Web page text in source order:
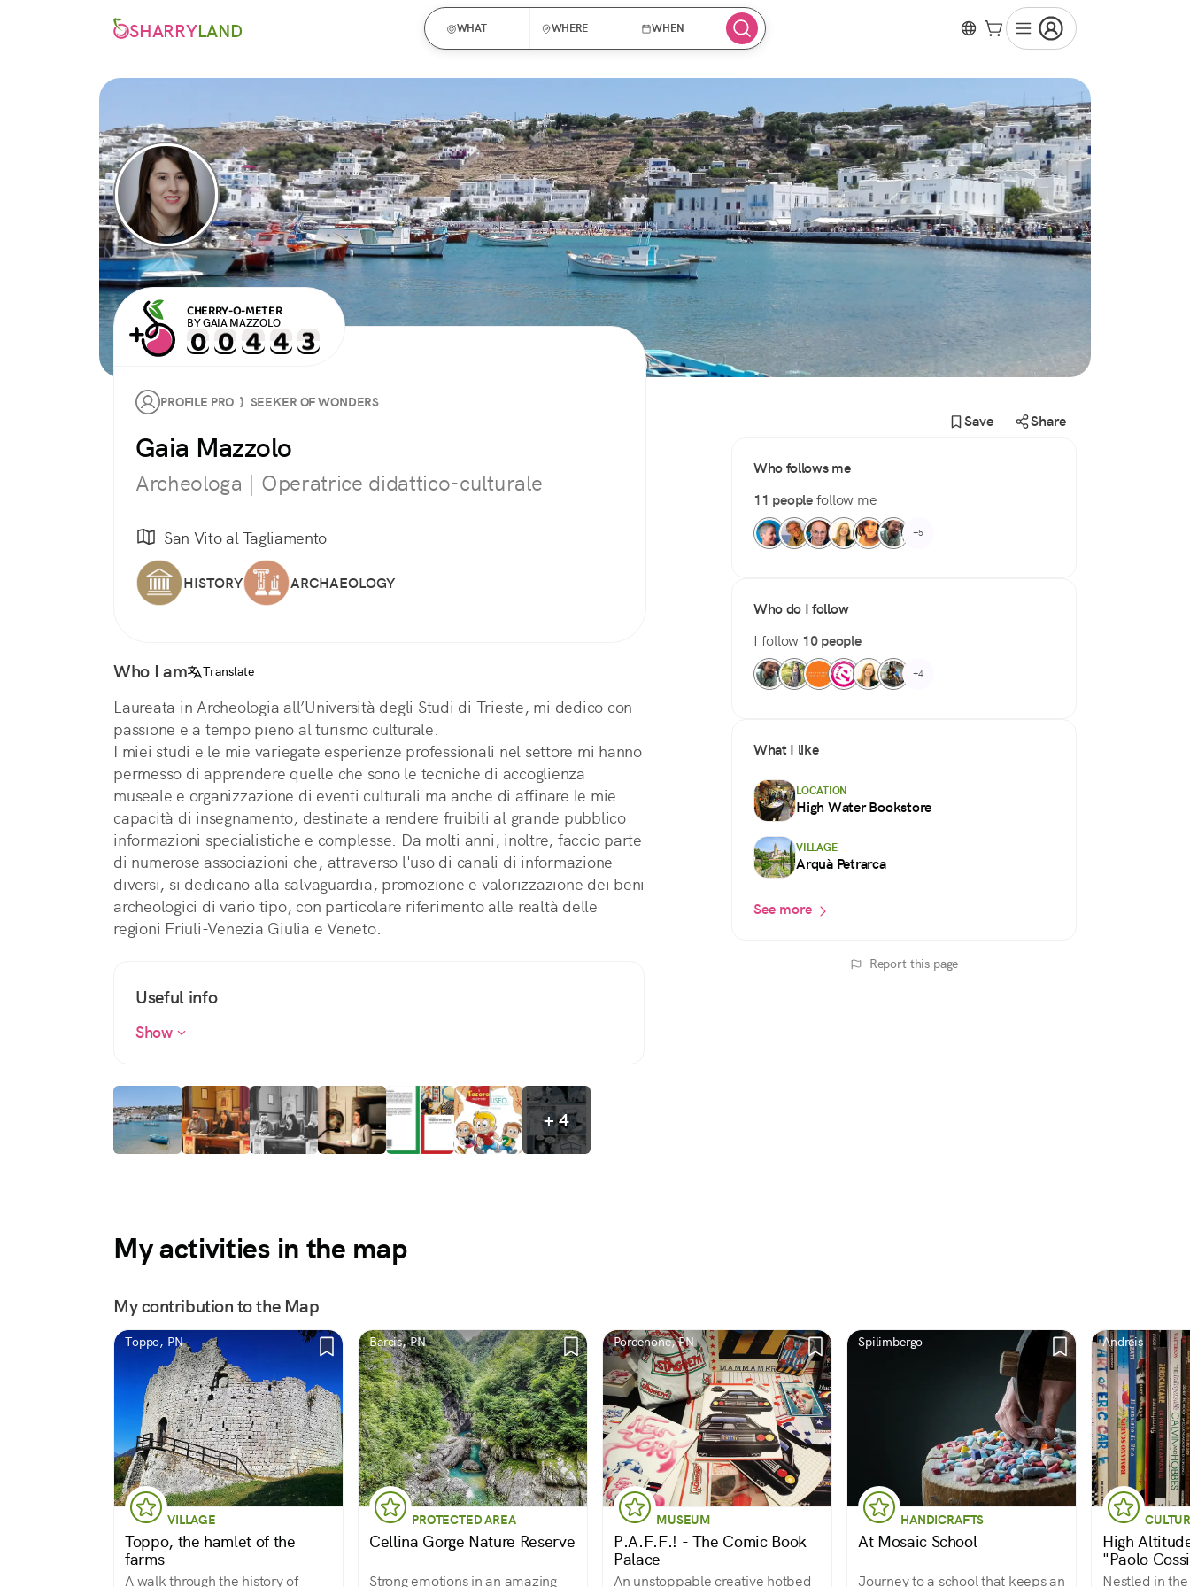
SHARRYLAND WHAT WHERE WHEN
CHERRY-O-METER
BY GAIA MAZZOLO
PROFILE PRO } SEEKER OF WONDERS
Gaia Mazzolo
Archeologa | Operatrice didattico-culturale
San Vito al Tagliamento
HISTORY ARCHAEOLOGY
Who I am Translate
Laureata in Archeologia all’Università degli Studi di Trieste, mi dedico con
passione e a tempo pieno al turismo culturale.
I miei studi e le mie variegate esperienze professionali nel settore mi hanno
permesso di apprendere quelle che sono le tecniche di accoglienza
museale e organizzazione di eventi culturali ma anche di affinare le mie
capacità di insegnamento, destinate a rendere fruibili al grande pubblico
informazioni specialistiche e complesse. Da molti anni, inoltre, faccio parte
di numerose associazioni che, attraverso l'uso di canali di informazione
diversi, si dedicano alla salvaguardia, promozione e valorizzazione dei beni
archeologici di vario tipo, con particolare riferimento alle realtà delle
regioni Friuli-Venezia Giulia e Veneto.
Useful info
Show
+ 4
Save Share
Who follows me
11 peoplefollow me
+5
Who do I follow
I follow 10 people
+4
What I like
LOCATION
High Water Bookstore
VILLAGE
Arquà Petrarca
See more
Report this page
My activities in the map
My contribution to the Map
Toppo, PN
VILLAGE
Toppo, the hamlet of the
farms
A walk through the history of
Barcis, PN
PROTECTED AREA
Cellina Gorge Nature Reserve
Strong emotions in an amazing
Pordenone, PN
MUSEUM
P.A.F.F.! - The Comic Book
Palace
An unstoppable creative hotbed
Spilimbergo
HANDICRAFTS
At Mosaic School
Journey to a school that keeps an
Andreis
High
"Paolo
Nestled in